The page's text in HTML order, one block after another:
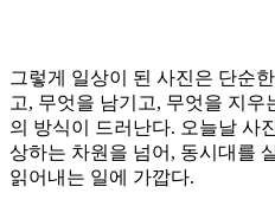
그렇게 일상이 된 사진은 단순
고, 무엇을 남기고, 무엇을 지
의 방식이 드러난다. 오늘날 사
상하는 차원을 넘어, 동시대를
읽어내는 일에 가깝다.